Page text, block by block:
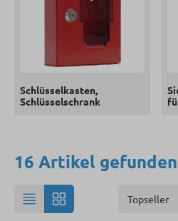
Schlüsselkasten,
Schlüsselschrank
16 Artikel gefunden